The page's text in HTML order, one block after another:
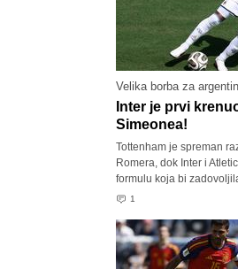
Velika borba za
Inter je prvi
Simeonea!
Tottenham je spreman
Romera, dok Inter i
formulu koja bi
1